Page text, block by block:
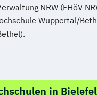
NRW (FHöV
Wuppertal/
in